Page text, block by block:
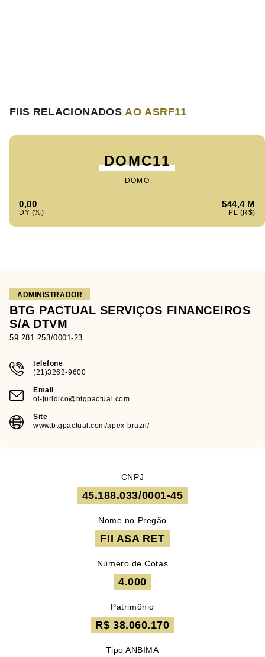
FIIS RELACIONADOSAO ASRF11
DOMC11
DOMO
0,00 544,4 M
ADMINISTRADOR
BTG PACTUAL SERVIÇOS FINANCEIROS
S/A DTVM
59.281.253/0001-23
telefone
(21)3262-9600
Email
ol-juridico@btgpactual.com
Site
www.btgpactual.com/apex-brazil/
CNPJ
45.188.033/0001-45
Nome no Pregão
FII ASA RET
Número de Cotas
4.000
Patrimônio
R$ 38.060.170
Tipo ANBIMA